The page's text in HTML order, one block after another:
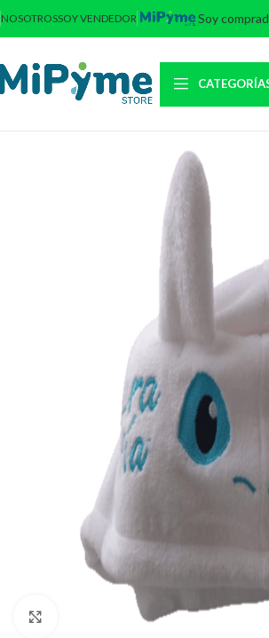
NOSOTROSSOY VENDEDOR Soy
Click to enlarge